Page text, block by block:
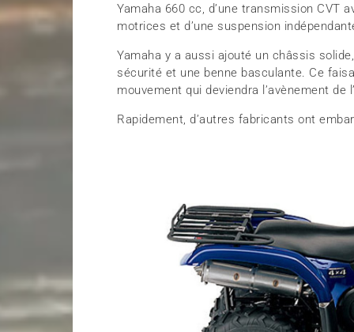
Yamaha 660 cc, d’une transmission CVT
motrices et d’une suspension
Yamaha y a aussi ajouté un châssis
sécurité et une benne basculante. Ce
mouvement qui deviendra l’avènement
Rapidement, d’autres fabricants ont